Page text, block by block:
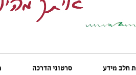
חלב מידע סרטוני הדרכה